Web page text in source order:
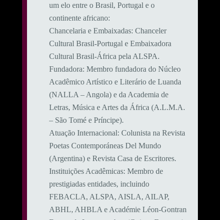
um elo entre o Brasil, Portugal e o
continente africano:
​Chancelaria e Embaixadas: Chanceler
Cultural Brasil-Portugal e Embaixadora
Cultural Brasil-África pela ALSPA.
​Fundadora: Membro fundadora do Núcleo
Acadêmico Artístico e Literário de Luanda
(NALLA – Angola) e da Academia de
Letras, Música e Artes da África (A.L.M.A.
– São Tomé e Príncipe).
​Atuação Internacional: Colunista na Revista
Poetas Contemporáneas Del Mundo
(Argentina) e Revista Casa de Escritores.
​Instituições Acadêmicas: Membro de
prestigiadas entidades, incluindo
FEBACLA, ALSPA, AISLA, AILAP,
ABHL, AHBLA e Académie Léon-Gontran